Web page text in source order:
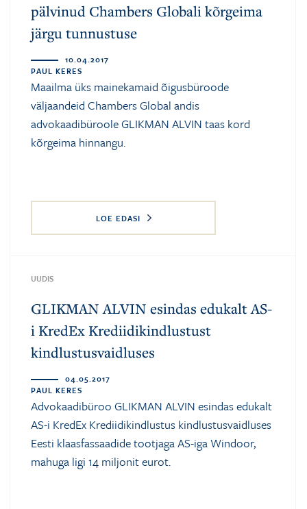
pälvinud Chambers Globali kõrgeima
järgu tunnustuse
10.04.2017
PAUL KERES
Maailma üks mainekamaid õigusbüroode
väljaandeid Chambers Global andis
advokaadibüroole GLIKMAN ALVIN taas kord
kõrgeima hinnangu.
LOE EDASI
UUDIS
GLIKMAN ALVIN esindas edukalt AS-
i KredEx Krediidikindlustust
kindlustusvaidluses
04.05.2017
PAUL KERES
Advokaadibüroo GLIKMAN ALVIN esindas edukalt
AS-i KredEx Krediidikindlustus kindlustusvaidluses
Eesti klaasfassaadide tootjaga AS-iga Windoor,
mahuga ligi 14 miljonit eurot.